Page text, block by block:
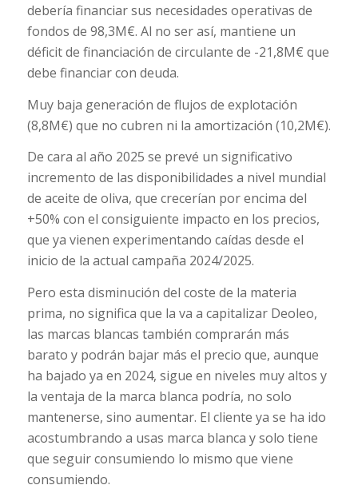
debería financiar sus necesidades operativas de
fondos de 98,3M€. Al no ser así, mantiene un
déficit de financiación de circulante de -21,8M€ que
debe financiar con deuda.
Muy baja generación de flujos de explotación
(8,8M€) que no cubren ni la amortización (10,2M€).
De cara al año 2025 se prevé un significativo
incremento de las disponibilidades a nivel mundial
de aceite de oliva, que crecerían por encima del
+50% con el consiguiente impacto en los precios,
que ya vienen experimentando caídas desde el
inicio de la actual campaña 2024/2025.
Pero esta disminución del coste de la materia
prima, no significa que la va a capitalizar Deoleo,
las marcas blancas también comprarán más
barato y podrán bajar más el precio que, aunque
ha bajado ya en 2024, sigue en niveles muy altos y
la ventaja de la marca blanca podría, no solo
mantenerse, sino aumentar. El cliente ya se ha ido
acostumbrando a usas marca blanca y solo tiene
que seguir consumiendo lo mismo que viene
consumiendo.